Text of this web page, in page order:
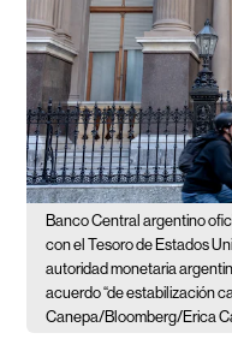
Banco Central argentino
con el Tesoro de Estados
autoridad monetaria
acuerdo “de estabilización
Canepa/Bloomberg/Erica